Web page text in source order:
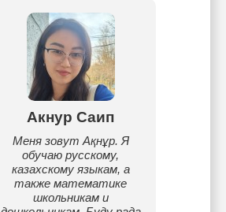
Акнур Саип
Меня зовут Ақнұр. Я
обучаю русскому,
казахскому языкам, а
также математике
школьникам и